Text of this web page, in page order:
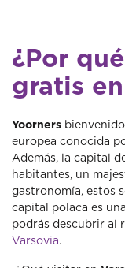
¿Por
gratis
Yoorners
europea conocida
Además, la capital
habitantes, un
gastronomía, estos
capital polaca es
podrás descubrir al
Varsovia.